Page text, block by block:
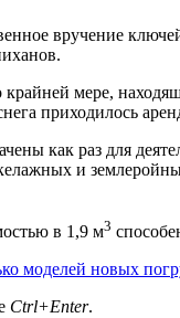
вручение
мере,
приходилось
как раз для
и
в 1,9 м3
моделей новых
Ctrl+Enter.